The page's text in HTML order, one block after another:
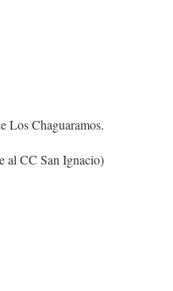
Los Chaguaramos.
al CC San Ignacio)